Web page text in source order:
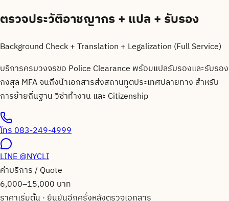
ตรวจประวัติอาชญากร + แปล + รับรอง
Background Check + Translation + Legalization (Full Service)
บริการครบวงจรขอ Police Clearance พร้อมแปลรับรองและรับรอง
กงสุล MFA จนถึงนำเอกสารส่งสถานทูตประเทศปลายทาง สำหรับ
การย้ายถิ่นฐาน วีซ่าทำงาน และ Citizenship
โทร083-249-4999
LINE@NYCLI
ค่าบริการ / Quote
6,000–15,000 บาท